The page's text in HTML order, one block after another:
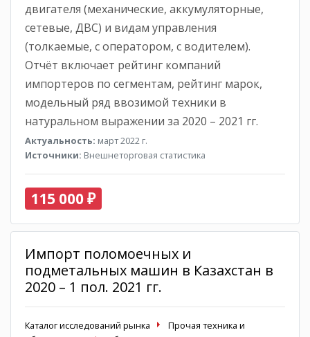
двигателя (механические, аккумуляторные,
сетевые, ДВС) и видам управления
(толкаемые, с оператором, с водителем).
Отчёт включает рейтинг компаний
импортеров по сегментам, рейтинг марок,
модельный ряд ввозимой техники в
натуральном выражении за 2020 – 2021 гг.
Актуальность: март 2022 г.
Источники: Внешнеторговая статистика
115 000 ₽
Импорт поломоечных и
подметальных машин в Казахстан в
2020 – 1 пол. 2021 гг.
Каталог исследований рынка
Прочая техника и